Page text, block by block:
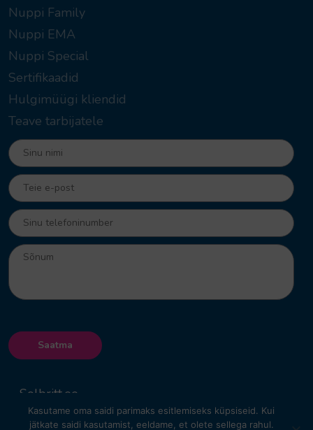
Nuppi Family
Nuppi EMA
Nuppi Special
Sertifikaadid
Hulgimüügi kliendid
Teave tarbijatele
Solbritt.ee
Copyrights © 2026. All right
reserved.
Kasutame oma saidi parimaks esitlemiseks küpsiseid. Kui
jätkate saidi kasutamist, eeldame, et olete sellega rahul.